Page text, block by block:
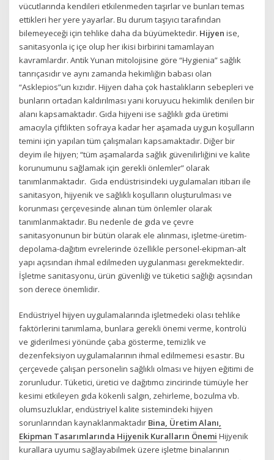
vücutlarında kendileri etkilenmeden taşırlar ve bunları temas
ettikleri her yere yayarlar. Bu durum taşıyıcı tarafından
bilemeyeceği için tehlike daha da büyümektedir. Hijyen ise,
sanitasyonla iç içe olup her ikisi birbirini tamamlayan
kavramlardır. Antik Yunan mitolojisine göre “Hygienia” sağlık
tanrıçasıdır ve aynı zamanda hekimliğin babası olan
“Asklepios”un kızıdır. Hijyen daha çok hastalıkların sebepleri ve
bunların ortadan kaldırılması yani koruyucu hekimlik denilen bir
alanı kapsamaktadır. Gıda hijyeni ise sağlıklı gıda üretimi
amacıyla çiftlikten sofraya kadar her aşamada uygun koşulların
temini için yapılan tüm çalışmaları kapsamaktadır. Diğer bir
deyim ile hijyen; “tüm aşamalarda sağlık güvenilirliğini ve kalite
korunumunu sağlamak için gerekli önlemler” olarak
tanımlanmaktadır. Gıda endüstrisindeki uygulamaları itibarı ile
sanitasyon, hijyenik ve sağlıklı koşulların oluşturulması ve
korunması çerçevesinde alınan tüm önlemler olarak
tanımlanmaktadır. Bu nedenle de gıda ve çevre
sanitasyonunun bir bütün olarak ele alınması, işletme-üretim-
depolama-dağıtım evrelerinde özellikle personel-ekipman-alt
yapı açısından ihmal edilmeden uygulanması gerekmektedir.
İşletme sanitasyonu, ürün güvenliği ve tüketici sağlığı açısından
son derece önemlidir.
Endüstriyel hijyen uygulamalarında işletmedeki olası tehlike
faktörlerini tanımlama, bunlara gerekli önemi verme, kontrolü
ve giderilmesi yönünde çaba gösterme, temizlik ve
dezenfeksiyon uygulamalarının ihmal edilmemesi esastır. Bu
çerçevede çalışan personelin sağlıklı olması ve hijyen eğitimi de
zorunludur. Tüketici, üretici ve dağıtımcı zincirinde tümüyle her
kesimi etkileyen gıda kökenli salgın, zehirleme, bozulma vb.
olumsuzluklar, endüstriyel kalite sistemindeki hijyen
sorunlarından kaynaklanmaktadır Bina, Üretim Alanı,
Ekipman Tasarımlarında Hijyenik Kuralların Önemi Hijyenik
kurallara uyumu sağlayabilmek üzere işletme binalarının